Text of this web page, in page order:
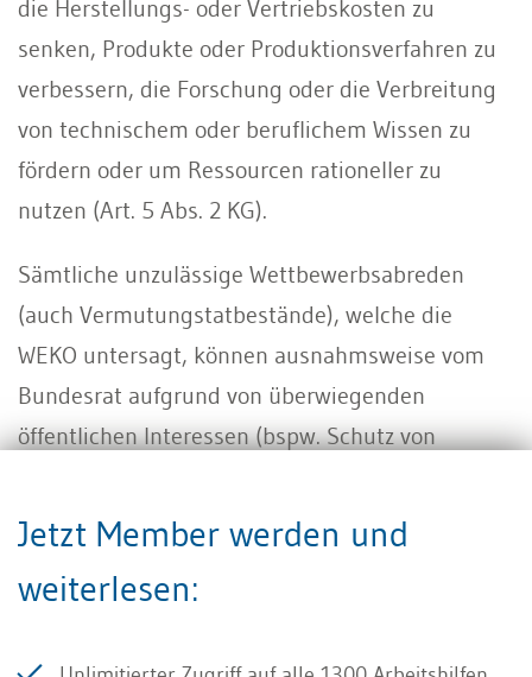
die Herstellungs- oder Vertriebskosten zu
senken, Produkte oder Produktionsverfahren zu
verbessern, die Forschung oder die Verbreitung
von technischem oder beruflichem Wissen zu
fördern oder um Ressourcen rationeller zu
nutzen (Art. 5 Abs. 2 KG).
Sämtliche unzulässige Wettbewerbsabreden
(auch Vermutungstatbestände), welche die
WEKO untersagt, können ausnahmsweise vom
Bundesrat aufgrund von überwiegenden
öffentlichen Interessen (bspw. Schutz von
Bundesrat hat bis anhin sämtliche
Bekanntmachung
erlassen. Diese sieht vor, dass
Jetzt Member werden und
weiterlesen: